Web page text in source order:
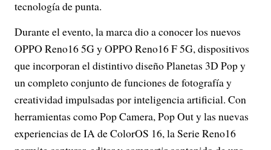
tecnología de punta.
Durante el evento, la marca dio a conocer los nuevos
OPPO Reno16 5G y OPPO Reno16 F 5G, dispositivos
que incorporan el distintivo diseño Planetas 3D Pop y
un completo conjunto de funciones de fotografía y
creatividad impulsadas por inteligencia artificial. Con
herramientas como Pop Camera, Pop Out y las nuevas
experiencias de IA de ColorOS 16, la Serie Reno16